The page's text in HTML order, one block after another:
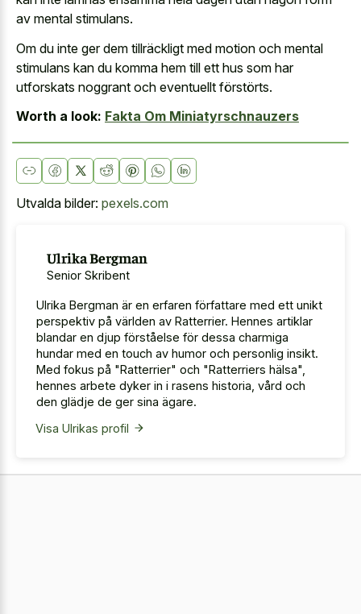
av mental stimulans.
Om du inte ger dem tillräckligt med motion och mental
stimulans kan du komma hem till ett hus som har
utforskats noggrant och eventuellt förstörts.
Worth a look: Fakta Om Miniatyrschnauzers
Utvalda bilder: pexels.com
Ulrika Bergman
Senior Skribent
Ulrika Bergman är en erfaren författare med ett unikt
perspektiv på världen av Ratterrier. Hennes artiklar
blandar en djup förståelse för dessa charmiga
hundar med en touch av humor och personlig insikt.
Med fokus på "Ratterrier" och "Ratterriers hälsa",
hennes arbete dyker in i rasens historia, vård och
den glädje de ger sina ägare.
Visa Ulrikas profil